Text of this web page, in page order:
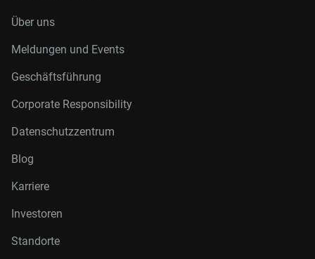
Über uns
Meldungen und Events
Geschäftsführung
Corporate Responsibility
Datenschutzzentrum
Blog
Karriere
Investoren
Standorte